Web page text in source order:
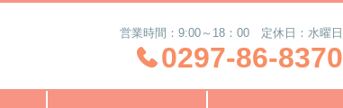
営業時間：9:00～18：00 定休日：水曜日
0297-86-8370